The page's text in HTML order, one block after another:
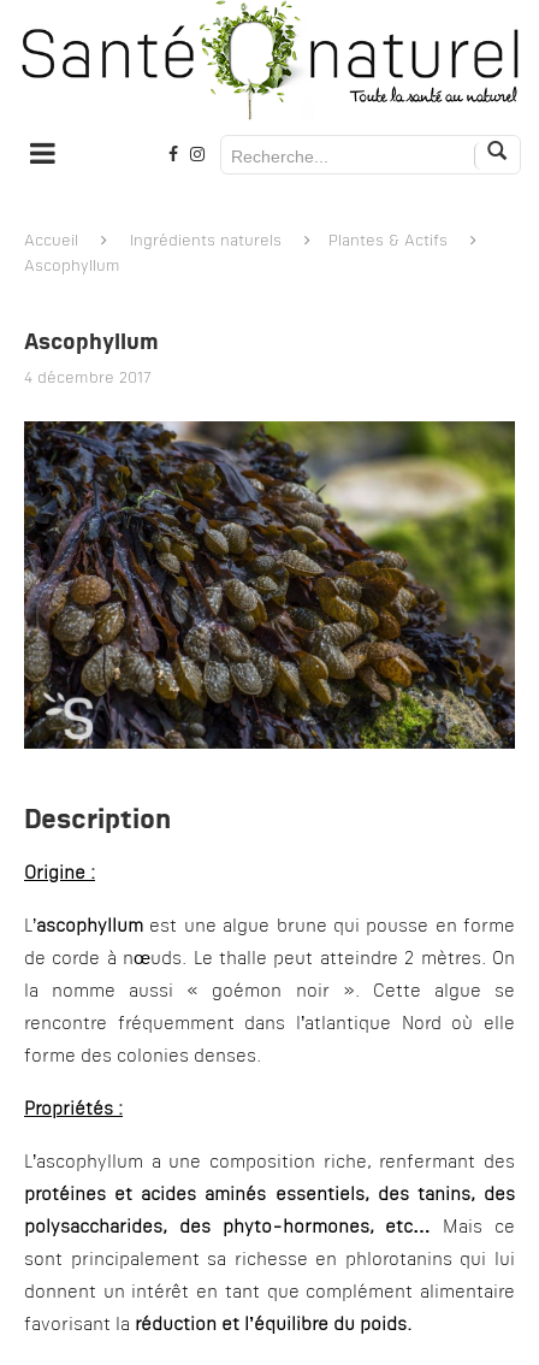
Accueil Ingrédients naturels
Plantes & Actifs
Ascophyllum
Ascophyllum
4 décembre 2017
Description
Origine :
L’ascophyllum est une algue brune qui pousse en forme
de corde à nœuds. Le thalle peut atteindre 2 mètres. On
la nomme aussi « goémon noir ». Cette algue se
rencontre fréquemment dans l’atlantique Nord où elle
forme des colonies denses.
Propriétés :
L’ascophyllum a une composition riche, renfermant des
protéines et acides aminés essentiels, des tanins, des
polysaccharides, des phyto-hormones, etc… Mais ce
sont principalement sa richesse en phlorotanins qui lui
donnent un intérêt en tant que complément alimentaire
favorisant la réduction et l’équilibre du poids.